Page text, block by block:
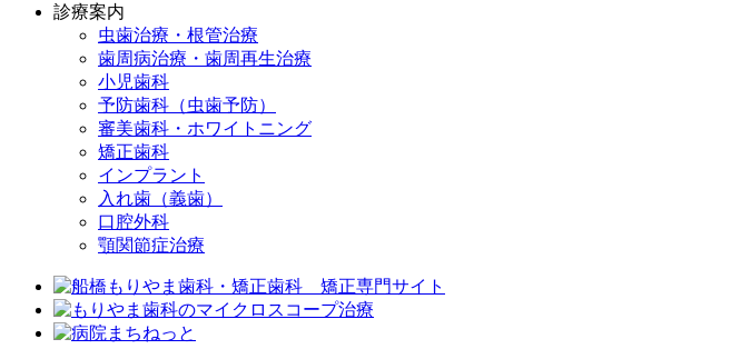
診療案内
虫歯治療・根管治療
歯周病治療・歯周再生治療
小児歯科
予防歯科（虫歯予防）
審美歯科・ホワイトニング
矯正歯科
インプラント
入れ歯（義歯）
口腔外科
顎関節症治療